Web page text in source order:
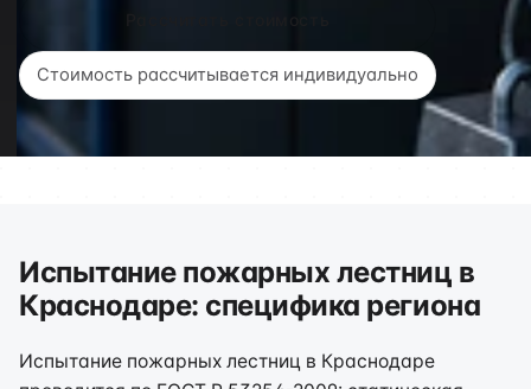
Стоимость рассчитывается индивидуально
Испытание пожарных лестниц в
Краснодаре: специфика региона
Испытание пожарных лестниц в Краснодаре